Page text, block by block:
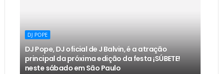
DJ POPE
DJ Pope, DJ oficial de J Balvin, é a atração
principal da próxima edição da festa ¡SÚBETE!
neste sábado em São Paulo